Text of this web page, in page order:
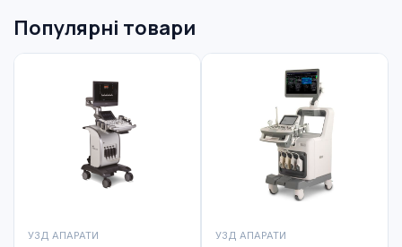
Популярні товари
УЗД АПАРАТИ УЗД АПАРАТИ